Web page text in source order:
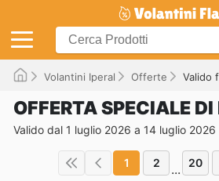
Volantini Iperal Offerte Valido
OFFERTA SPECIALE DI
Valido dal 1 luglio 2026 a 14 luglio 2026
1 2 ... 20